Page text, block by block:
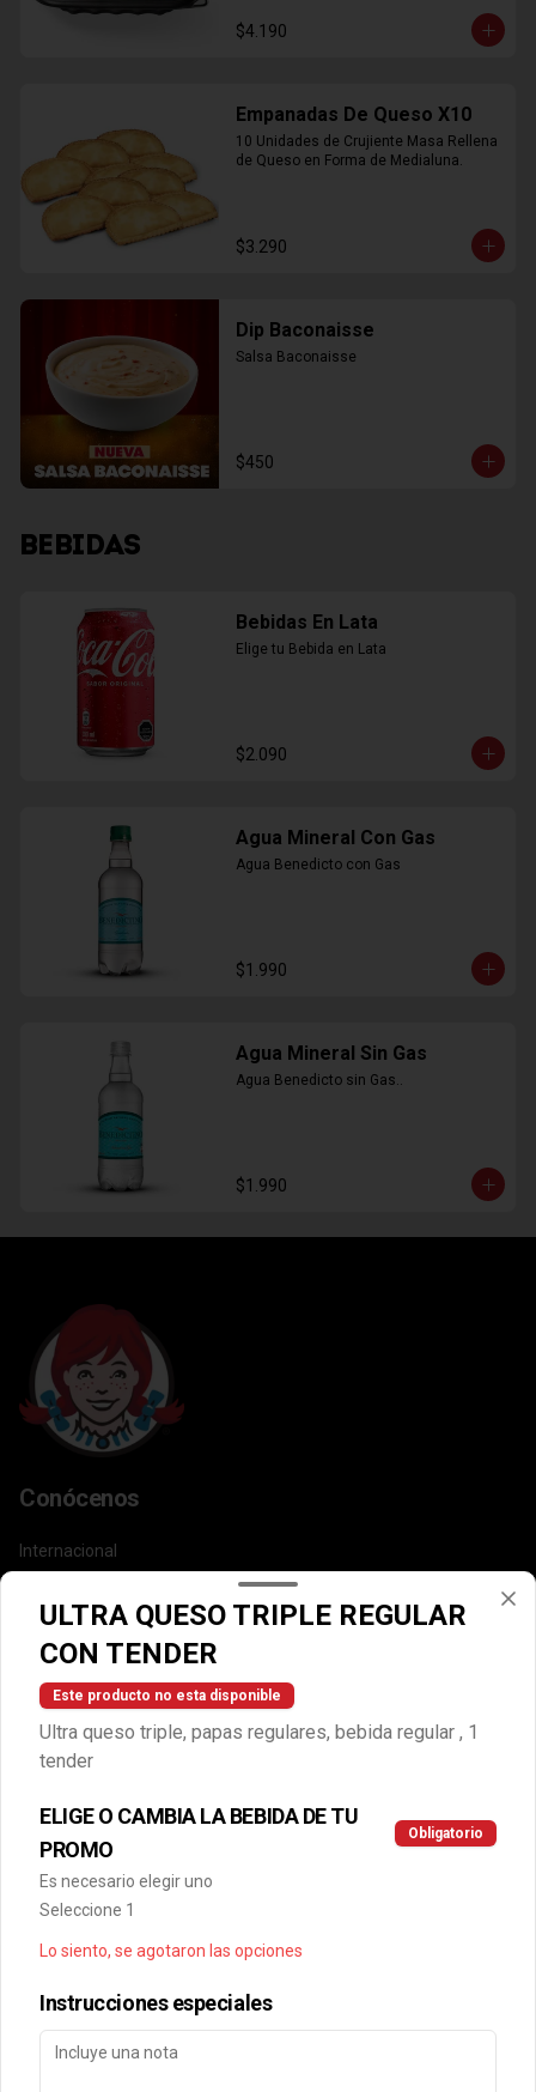
$4.190
Empanadas De Queso X10
10 Unidades de Crujiente Masa Rellena
de Queso en Forma de Medialuna.
$3.290
Dip Baconaisse
Salsa Baconaisse
$450
BEBIDAS
Bebidas En Lata
Elige tu Bebida en Lata
$2.090
Agua Mineral Con Gas
Agua Benedicto con Gas
$1.990
Agua Mineral Sin Gas
Agua Benedicto sin Gas..
$1.990
Conócenos
Internacional
DEGASA
Trabaja con nosotros
Escríbenos por WhatsApp: +56950183243
Locales
Política de privacidad
Redes sociales
Facebook
Mi cuenta
ULTRA QUESO TRIPLE REGULAR
CON TENDER
Este producto no esta disponible
Ultra queso triple, papas regulares, bebida regular , 1
tender
ELIGE O CAMBIA LA BEBIDA DE TU
PROMO
Obligatorio
Es necesario elegir uno
Seleccione 1
Lo siento, se agotaron las opciones
Instrucciones especiales